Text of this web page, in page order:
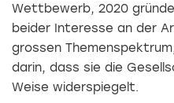
Wettbewerb, 2020
beider Interesse an der
grossen
darin, dass sie die
Weise widerspiegelt.